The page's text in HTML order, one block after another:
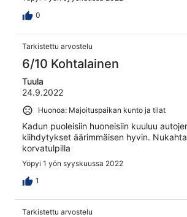
0
Tarkistettu arvostelu
6/10 Kohtalainen
Tuula
24.9.2022
Huonoa: Majoituspaikan kunto ja tilat
Kadun puoleisiin huoneisiin kuuluu
kiihdytykset äärimmäisen hyvin.
korvatulpilla
Yöpyi 1 yön syyskuussa 2022
1
Tarkistettu arvostelu